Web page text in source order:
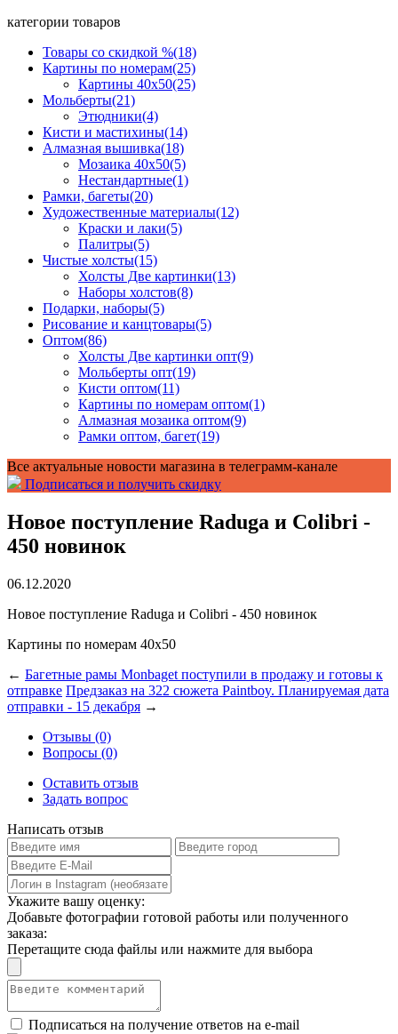
категории товаров
Товары со скидкой %(18)
Картины по номерам(25)
Картины 40x50(25)
Мольберты(21)
Этюдники(4)
Кисти и мастихины(14)
Алмазная вышивка(18)
Мозаика 40x50(5)
Нестандартные(1)
Рамки, багеты(20)
Художественные материалы(12)
Краски и лаки(5)
Палитры(5)
Чистые холсты(15)
Холсты Две картинки(13)
Наборы холстов(8)
Подарки, наборы(5)
Рисование и канцтовары(5)
Оптом(86)
Холсты Две картинки опт(9)
Мольберты опт(19)
Кисти оптом(11)
Картины по номерам оптом(1)
Алмазная мозаика оптом(9)
Рамки оптом, багет(19)
Все актуальные новости магазина в телеграмм-канале
Подписаться и получить скидку
Новое поступление Raduga и Colibri -
450 новинок
06.12.2020
Новое поступление Raduga и Colibri - 450 новинок
Картины по номерам 40х50
← Багетные рамы Monbaget поступили в продажу и готовы к
отправке Предзаказ на 322 сюжета Paintboy. Планируемая дата
отправки - 15 декабря →
Отзывы (0)
Вопросы (0)
Оставить отзыв
Задать вопрос
Написать отзыв
Укажите вашу оценку:
Добавьте фотографии готовой работы или полученного
заказа:
Перетащите сюда файлы или нажмите для выбора
Подписаться на получение ответов на e-mail